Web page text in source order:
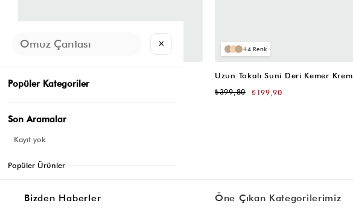
4
Uzun Tokalı Suni Deri Kemer Krem
₺199,90
₺399,80
Bizden Haberler Öne Çıkan Kategorilerimiz
✕
Popüler Kategoriler
Son Aramalar
Kayıt yok
Popüler Ürünler